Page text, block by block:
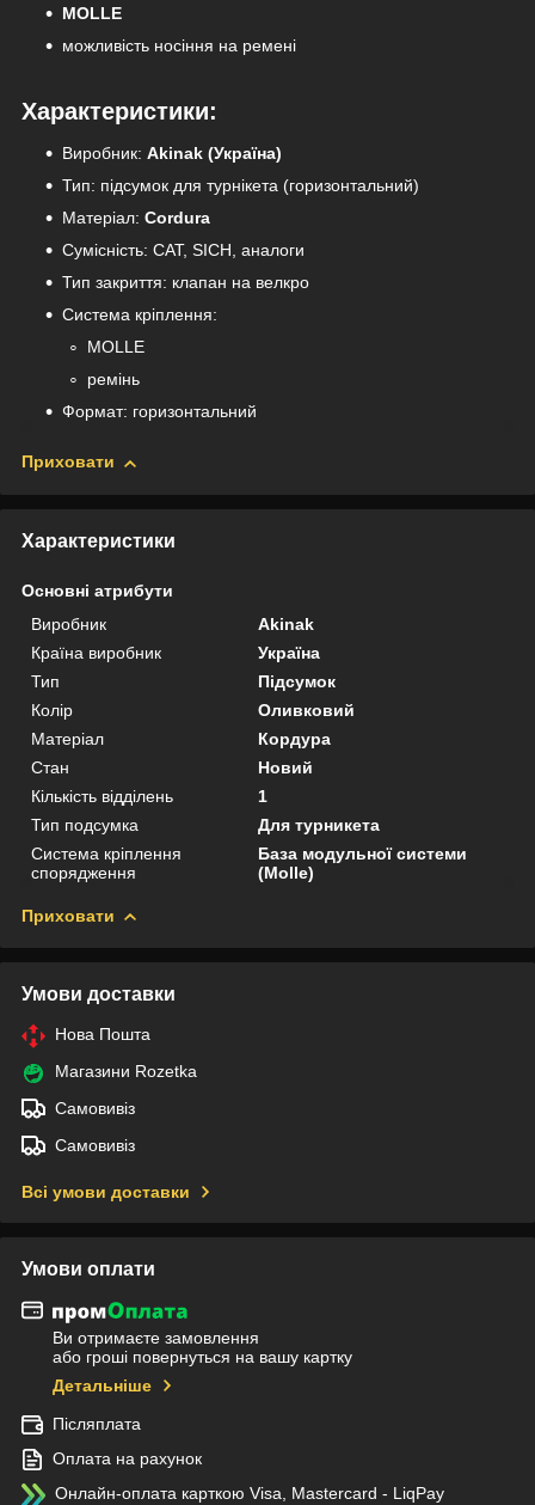
MOLLE
можливість носіння на ремені
Характеристики:
Виробник: Akinak (Україна)
Тип: підсумок для турнікета (горизонтальний)
Матеріал: Cordura
Сумісність: CAT, SICH, аналоги
Тип закриття: клапан на велкро
Система кріплення:
MOLLE
ремінь
Формат: горизонтальний
Приховати
Характеристики
Основні атрибути
Виробник
Akinak
Країна виробник
Україна
Тип
Підсумок
Колір
Оливковий
Матеріал
Кордура
Стан
Новий
Кількість відділень
1
Тип подсумка
Для турникета
Система кріплення
спорядження
База модульної системи
(Molle)
Приховати
Умови доставки
Нова Пошта
Магазини Rozetka
Самовивіз
Самовивіз
Всі умови доставки
Умови оплати
Ви отримаєте замовлення
або гроші повернуться на вашу картку
Детальніше
Післяплата
Оплата на рахунок
Онлайн-оплата карткою Visa, Mastercard - LiqPay